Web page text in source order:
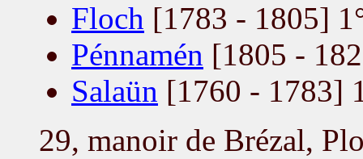
Floch [1783 - 1805]
Pénnamén [1805 -
Salaün [1760 - 1783]
29, manoir de Brézal,